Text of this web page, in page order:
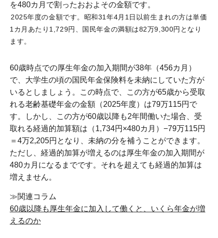
を480カ月で割ったおおよその金額です。
2025年度の金額です。昭和31年4月1日以前生まれの方は単価
1カ月あたり1,729円、国民年金の満額は82万9,300円となり
ます。
60歳時点での厚生年金の加入期間が38年（456カ月）
で、大学生の頃の国民年金保険料を未納にしていた方が
いるとしましょう。この時点で、この方が65歳から受取
れる老齢基礎年金の金額（2025年度）は79万115円で
す。しかし、この方が60歳以降も2年間働いた場合、受
取れる経過的加算額は（1,734円×480カ月）−79万115円
＝4万2,205円となり、未納の分を補うことができます。
ただし、経過的加算が増えるのは厚生年金の加入期間が
480カ月になるまでです。それを超えても経過的加算は
増えません。
≫関連コラム
60歳以降も厚生年金に加入して働くと、いくら年金が増
えるのか